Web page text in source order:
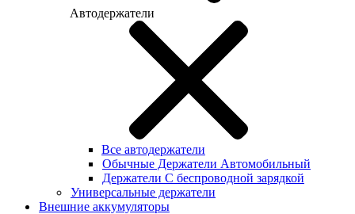
Автодержатели
Все автодержатели
Обычные Держатели Автомобильный
Держатели С беспроводной зарядкой
Универсальные держатели
Внешние аккумуляторы